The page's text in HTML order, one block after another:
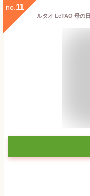
no. 11